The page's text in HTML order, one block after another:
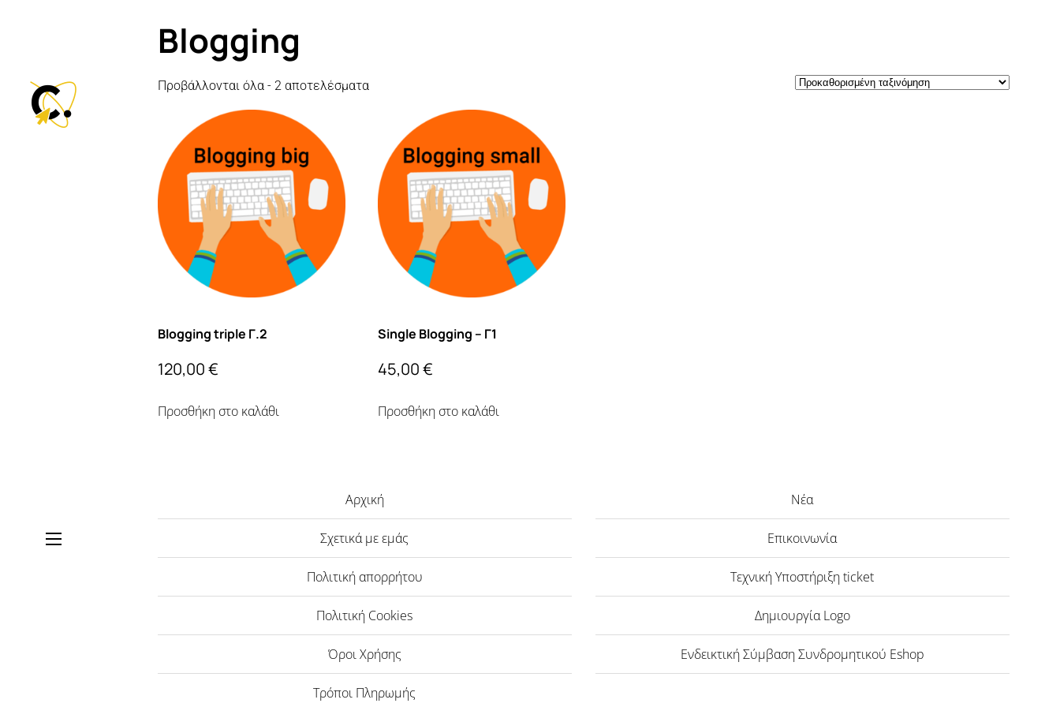
Blogging
Προβάλλονται όλα - 2 αποτελέσματα
Blogging triple Γ.2
120,00€
Προσθήκη στο καλάθι
Single Blogging – Γ1
45,00€
Προσθήκη στο καλάθι
Αρχική
Σχετικά με εμάς
Πολιτική απορρήτου
Πολιτική Cookies
Όροι Χρήσης
Τρόποι Πληρωμής
Νέα
Επικοινωνία
Τεχνική Υποστήριξη ticket
Δημιουργία Logo
Ενδεικτική Σύμβαση Συνδρομητικού Eshop